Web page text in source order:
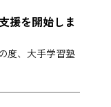
援を開始しま
度、大手学習塾